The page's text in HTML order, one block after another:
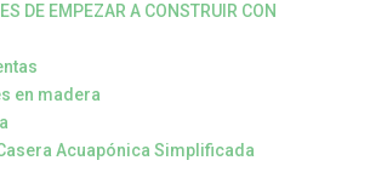
DE EMPEZAR A CONSTRUIR CON
en madera
Acuapónica Simplificada